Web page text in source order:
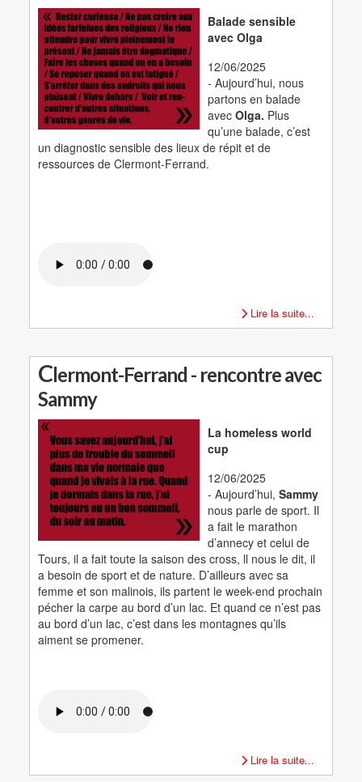
Balade sensible
avec Olga
12/06/2025
- Aujourd’hui, nous
partons en balade
avecOlga. Plus
qu’une balade, c’est
un diagnostic sensible des lieux de répit et de
ressources de Clermont-Ferrand.
Lire la suite...
Clermont-Ferrand - rencontre avec
Sammy
La homeless world
cup
12/06/2025
- Aujourd’hui,Sammy
nous parle de sport. Il
a fait le marathon
d’annecy et celui de
Tours, il a fait toute la saison des cross, ll nous le dit, il
a besoin de sport et de nature. D’ailleurs avec sa
femme et son malinois, ils partent le week-end prochain
pécher la carpe au bord d’un lac. Et quand ce n’est pas
au bord d’un lac, c’est dans les montagnes qu’ils
aiment se promener.
Lire la suite...